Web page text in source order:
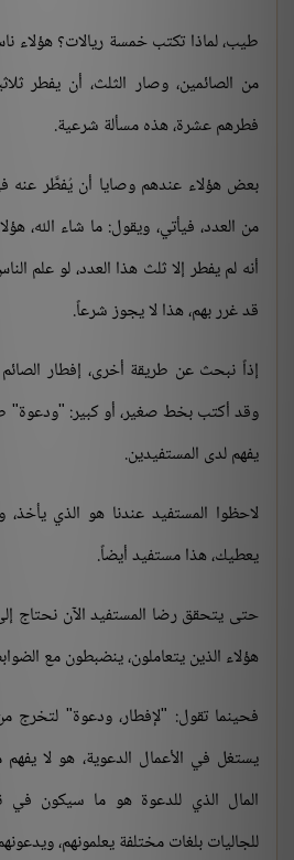
طيب، لماذا تكتب خمسة ريالات؟ هؤلاء
من الصائمين، وصار الثلث، أن يفطر
فطرهم عشرة، هذه مسألة شرعية.
بعض هؤلاء عندهم وصايا أن يُفطَّر
من العدد، فيأتي، ويقول: ما شاء الله،
أنه لم يفطر إلا ثلث هذا العدد، لو علم
قد غرر بهم، هذا لا يجوز شرعاً.
إذاً نبحث عن طريقة أخرى، إفطار
وقد أكتب بخط صغير، أو كبير: "ودعوة"
يفهم لدى المستفيدين.
لاحظوا المستفيد عندنا هو الذي
يعطيك، هذا مستفيد أيضاً.
حتى يتحقق رضا المستفيد الآن نحتاج
هؤلاء الذين يتعاملون، ينضبطون مع
فحينما تقول: "لإفطار، ودعوة"
يستغل في الأعمال الدعوية، هو لا يفهم
المال الذي للدعوة هو ما سيكون في
للجاليات بلغات مختلفة يعلمونهم،